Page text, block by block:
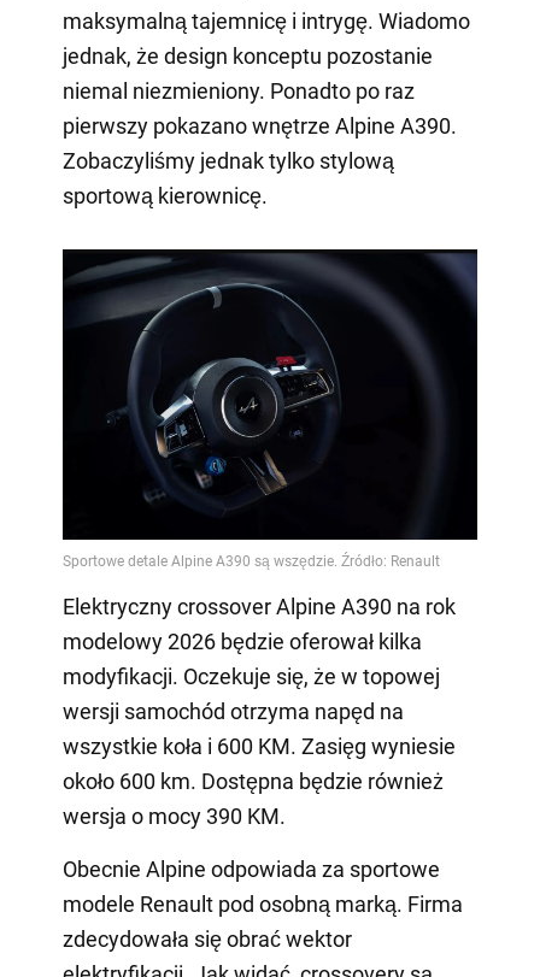
maksymalną tajemnicę i intrygę. Wiadomo
jednak, że design konceptu pozostanie
niemal niezmieniony. Ponadto po raz
pierwszy pokazano wnętrze Alpine A390.
Zobaczyliśmy jednak tylko stylową
sportową kierownicę.
Elektryczny crossover Alpine A390 na rok
modelowy 2026 będzie oferował kilka
modyfikacji. Oczekuje się, że w topowej
wersji samochód otrzyma napęd na
wszystkie koła i 600 KM. Zasięg wyniesie
około 600 km. Dostępna będzie również
wersja o mocy 390 KM.
Obecnie Alpine odpowiada za sportowe
modele Renault pod osobną marką. Firma
zdecydowała się obrać wektor